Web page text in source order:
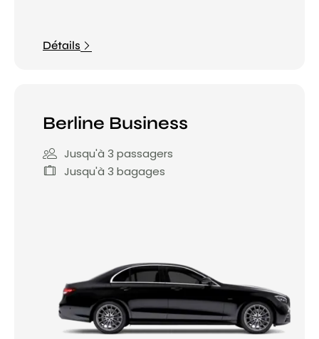
Détails
Berline Business
Jusqu'à 3 passagers
Jusqu'à 3 bagages